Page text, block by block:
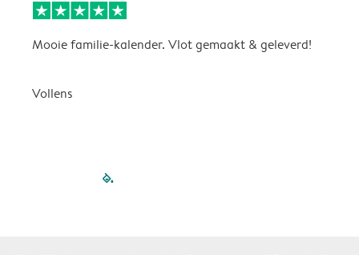
Mooie familie-kalender. Vlot gemaakt & geleverd!
Vollens
filled-pagination